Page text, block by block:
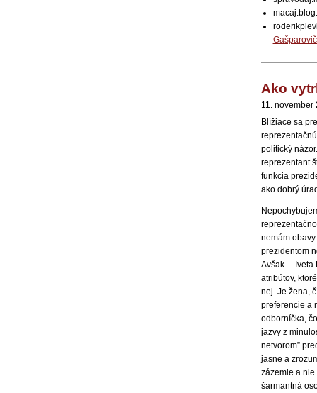
Ako
11. november
Blížiace sa
politický
reprezentant
funkcia
ako dobrý
nemám
prezidentom
Avšak… Iveta
atribútov,
nej. Je žena,
preferencie a
odborníčka,
jazvy z
netvorom”
jasne a
zázemie a
šarmantná